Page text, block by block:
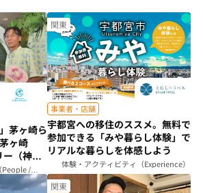
茅ヶ崎ら
ヶ崎
（神奈
People /
関東
事業者・店舗
宇都宮への移住のススメ。無料で
参加できる「みや暮らし体験」で
リアルな暮らしを体感しよう
体験・アクティビティ（Experience）
関東